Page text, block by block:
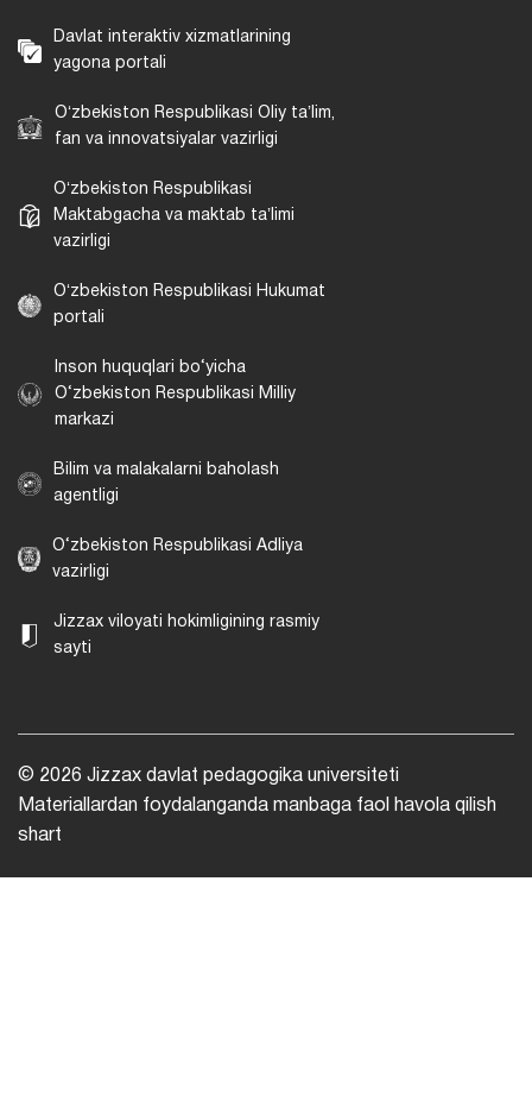
Davlat interaktiv xizmatlarining
yagona portali
Oʻzbekiston Respublikasi Oliy taʼlim,
fan va innovatsiyalar vazirligi
Oʻzbekiston Respublikasi
Maktabgacha va maktab taʼlimi
vazirligi
Oʻzbekiston Respublikasi Hukumat
portali
Inson huquqlari bo‘yicha
O‘zbekiston Respublikasi Milliy
markazi
Bilim va malakalarni baholash
agentligi
O‘zbekiston Respublikasi Adliya
vazirligi
Jizzax viloyati hokimligining rasmiy
sayti
© 2026 Jizzax davlat pedagogika universiteti
Materiallardan foydalanganda manbaga faol havola qilish
shart